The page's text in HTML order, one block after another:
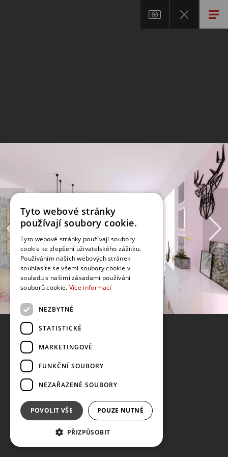
Tyto webové stránky
používají soubory cookie.
Tyto webové stránky používají soubory
cookie ke zlepšení uživatelského zážitku.
Používáním našich webových stránek
souhlasíte se všemi soubory cookie v
souladu s našimi zásadami používání
souborů cookie. Více informací
NEZBYTNÉ
STATISTICKÉ
MARKETINGOVÉ
FUNKČNÍ SOUBORY
NEZAŘAZENÉ SOUBORY
POVOLIT VŠE POUZE NUTNÉ
PŘIZPŮSOBIT